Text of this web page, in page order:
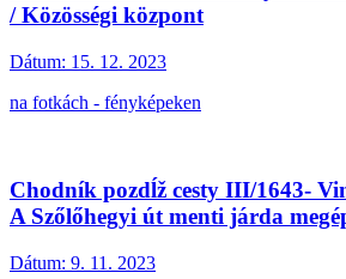
/ Közösségi központ
Dátum: 15. 12. 2023
na fotkách - fényképeken
Chodník pozdĺž cesty III/1643-
A Szőlőhegyi út menti járda
Dátum: 9. 11. 2023